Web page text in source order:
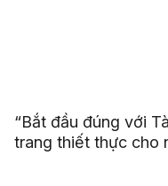
“Bắt đầu đúng với
trang thiết thực cho